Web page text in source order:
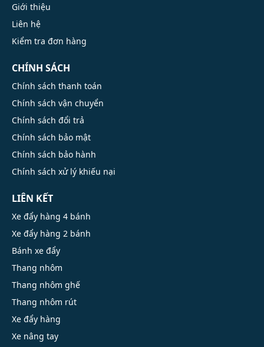
Giới thiệu
Liên hệ
Kiểm tra đơn hàng
CHÍNH SÁCH
Chính sách thanh toán
Chính sách vận chuyển
Chính sách đổi trả
Chính sách bảo mật
Chính sách bảo hành
Chính sách xử lý khiếu nại
LIÊN KẾT
Xe đẩy hàng 4 bánh
Xe đẩy hàng 2 bánh
Bánh xe đẩy
Thang nhôm
Thang nhôm ghế
Thang nhôm rút
Xe đẩy hàng
Xe nâng tay